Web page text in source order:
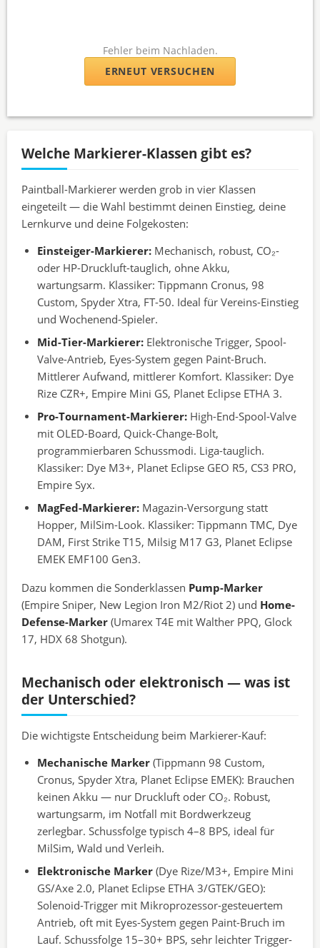
Fehler beim Nachladen.
ERNEUT VERSUCHEN
Welche Markierer-Klassen gibt es?
Paintball-Markierer werden grob in vier Klassen
eingeteilt — die Wahl bestimmt deinen Einstieg, deine
Lernkurve und deine Folgekosten:
Einsteiger-Markierer: Mechanisch, robust, CO₂-
oder HP-Druckluft-tauglich, ohne Akku,
wartungsarm. Klassiker: Tippmann Cronus, 98
Custom, Spyder Xtra, FT-50. Ideal für Vereins-Einstieg
und Wochenend-Spieler.
Mid-Tier-Markierer: Elektronische Trigger, Spool-
Valve-Antrieb, Eyes-System gegen Paint-Bruch.
Mittlerer Aufwand, mittlerer Komfort. Klassiker: Dye
Rize CZR+, Empire Mini GS, Planet Eclipse ETHA 3.
Pro-Tournament-Markierer: High-End-Spool-Valve
mit OLED-Board, Quick-Change-Bolt,
programmierbaren Schussmodi. Liga-tauglich.
Klassiker: Dye M3+, Planet Eclipse GEO R5, CS3 PRO,
Empire Syx.
MagFed-Markierer: Magazin-Versorgung statt
Hopper, MilSim-Look. Klassiker: Tippmann TMC, Dye
DAM, First Strike T15, Milsig M17 G3, Planet Eclipse
EMEK EMF100 Gen3.
Dazu kommen die Sonderklassen Pump-Marker
(Empire Sniper, New Legion Iron M2/Riot 2) und Home-
Defense-Marker (Umarex T4E mit Walther PPQ, Glock
17, HDX 68 Shotgun).
Mechanisch oder elektronisch — was ist
der Unterschied?
Die wichtigste Entscheidung beim Markierer-Kauf:
Mechanische Marker (Tippmann 98 Custom,
Cronus, Spyder Xtra, Planet Eclipse EMEK): Brauchen
keinen Akku — nur Druckluft oder CO₂. Robust,
wartungsarm, im Notfall mit Bordwerkzeug
zerlegbar. Schussfolge typisch 4–8 BPS, ideal für
MilSim, Wald und Verleih.
Elektronische Marker (Dye Rize/M3+, Empire Mini
GS/Axe 2.0, Planet Eclipse ETHA 3/GTEK/GEO):
Solenoid-Trigger mit Mikroprozessor-gesteuertem
Antrieb, oft mit Eyes-System gegen Paint-Bruch im
Lauf. Schussfolge 15–30+ BPS, sehr leichter Trigger-